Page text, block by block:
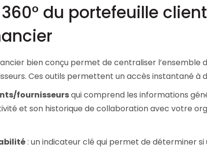
du portefeuille
bien conçu permet de centraliser
Ces outils permettent un accès instantané à
fournisseursqui comprend les informations
et son historique de collaboration avec votre
: un indicateur clé qui permet de déterminer